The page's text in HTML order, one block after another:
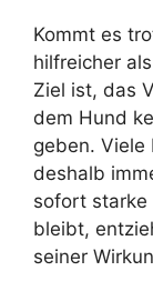
Kommt es
hilfreicher
Ziel ist, das
dem Hund
geben. Viele
deshalb
sofort starke
bleibt,
seiner